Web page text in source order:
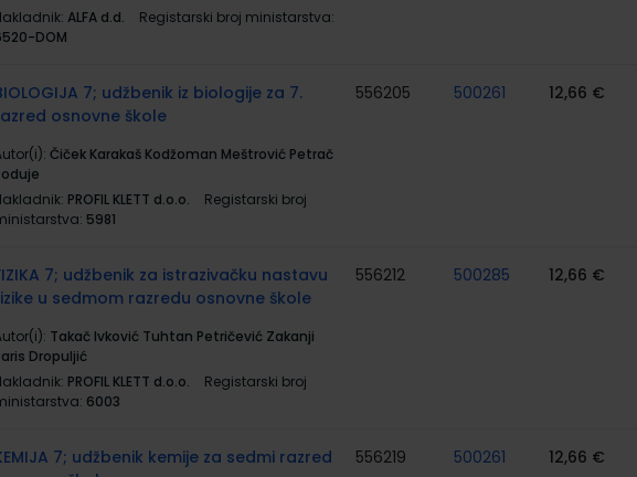
ALFA d.d.
Registarski broj ministarstva:
DOM
7; udžbenik iz biologije za 7.
osnovne škole
Čiček Karakaš Kodžoman Meštrović Petrač
PROFIL KLETT d.o.o.
Registarski broj
5981
556205 500261 12,66 €
7; udžbenik za istrazivačku nastavu
u sedmom razredu osnovne škole
Takač Ivković Tuhtan Petričević Zakanji
Dropuljić
PROFIL KLETT d.o.o.
Registarski broj
6003
556212 500285 12,66 €
7; udžbenik kemije za sedmi razred
556219 500261 12,66 €